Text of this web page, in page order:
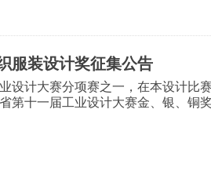
服装设计奖征集公告
设计大赛分项赛之一，在本设计比
第十一届工业设计大赛金、银、铜奖